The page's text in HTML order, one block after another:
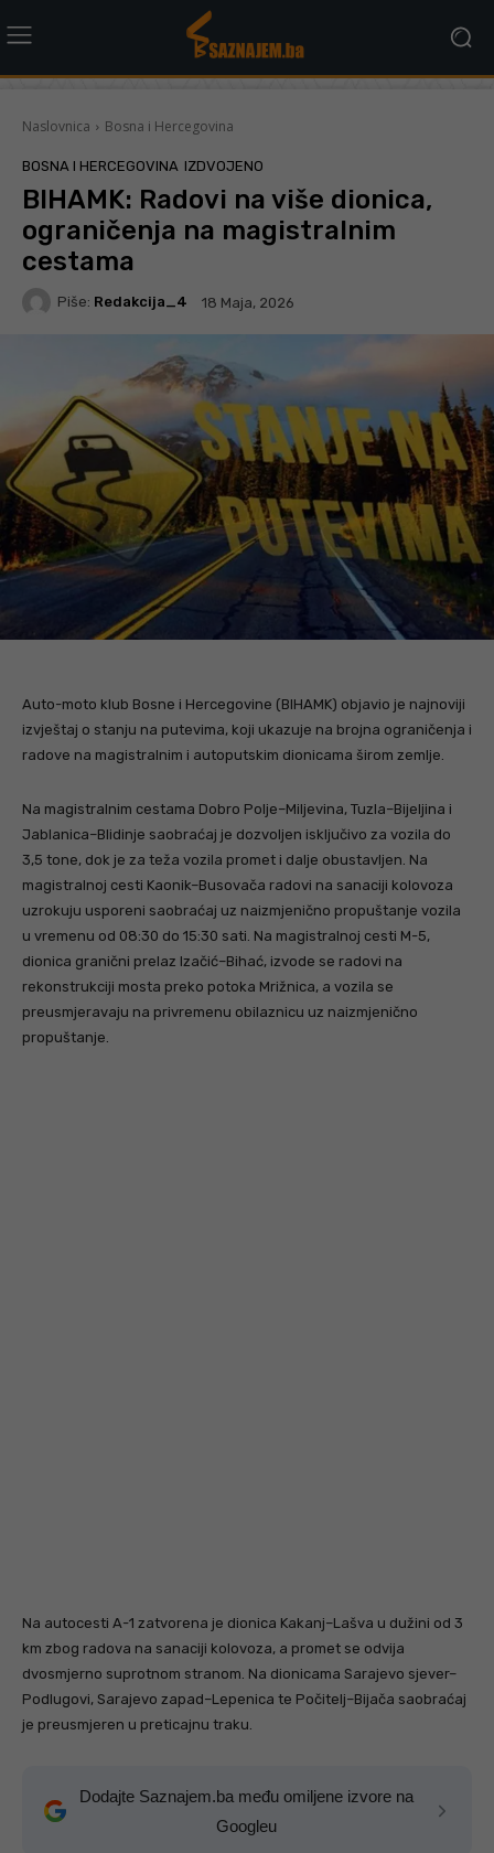
Naslovnica Bosna i Hercegovina
BOSNA I HERCEGOVINA IZDVOJENO
BIHAMK: Radovi na više dionica,
ograničenja na magistralnim
cestama
Piše: Redakcija_4 18 Maja, 2026
Auto-moto klub Bosne i Hercegovine (BIHAMK) objavio je najnoviji
izvještaj o stanju na putevima, koji ukazuje na brojna ograničenja i
radove na magistralnim i autoputskim dionicama širom zemlje.
Na magistralnim cestama Dobro Polje–Miljevina, Tuzla–Bijeljina i
Jablanica–Blidinje saobraćaj je dozvoljen isključivo za vozila do
3,5 tone, dok je za teža vozila promet i dalje obustavljen. Na
magistralnoj cesti Kaonik–Busovača radovi na sanaciji kolovoza
uzrokuju usporeni saobraćaj uz naizmjenično propuštanje vozila
u vremenu od 08:30 do 15:30 sati. Na magistralnoj cesti M-5,
dionica granični prelaz Izačić–Bihać, izvode se radovi na
rekonstrukciji mosta preko potoka Mrižnica, a vozila se
preusmjeravaju na privremenu obilaznicu uz naizmjenično
propuštanje.
Na autocesti A-1 zatvorena je dionica Kakanj–Lašva u dužini od 3
km zbog radova na sanaciji kolovoza, a promet se odvija
dvosmjerno suprotnom stranom. Na dionicama Sarajevo sjever–
Podlugovi, Sarajevo zapad–Lepenica te Počitelj–Bijača saobraćaj
je preusmjeren u preticajnu traku.
Dodajte Saznajem.ba među omiljene izvore na
Googleu